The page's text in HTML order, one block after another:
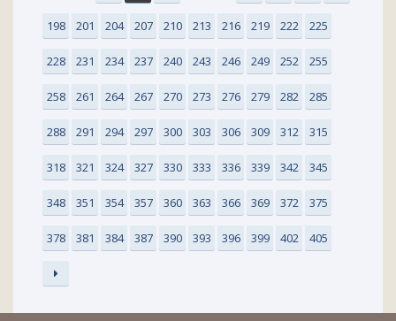
198 201 204 207 210 213 216 219 222 225
228 231 234 237 240 243 246 249 252 255
258 261 264 267 270 273 276 279 282 285
288 291 294 297 300 303 306 309 312 315
318 321 324 327 330 333 336 339 342 345
348 351 354 357 360 363 366 369 372 375
378 381 384 387 390 393 396 399 402 405